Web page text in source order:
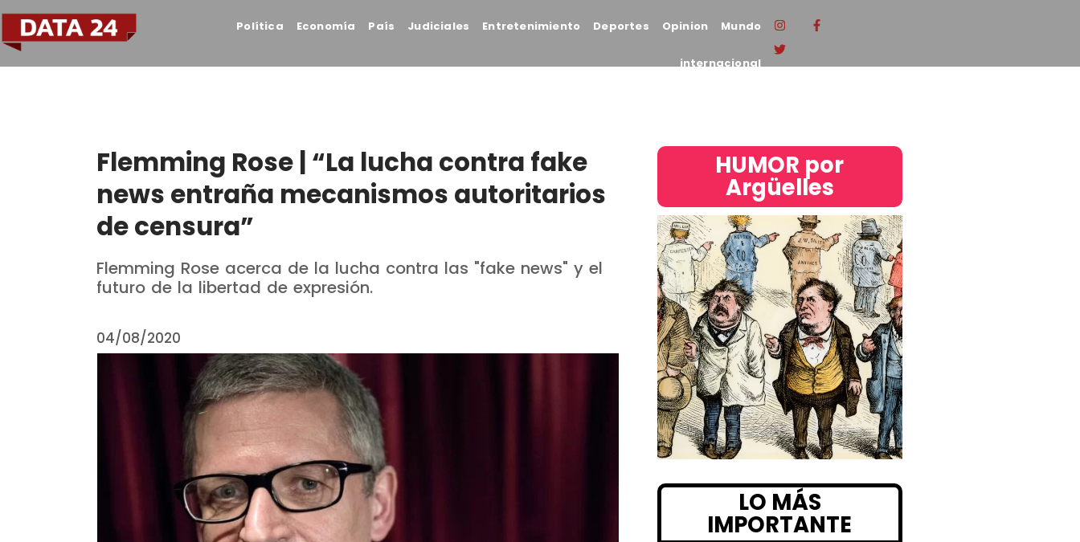
Política Economía País Judiciales Entretenimiento Deportes Opinion Mundo
internacional
Flemming Rose | “La lucha contra fake
news entraña mecanismos autoritarios
de censura”
Flemming Rose acerca de la lucha contra las "fake news" y el
futuro de la libertad de expresión.
04/08/2020
HUMOR por
Argüelles​
LO MÁS
IMPORTANTE